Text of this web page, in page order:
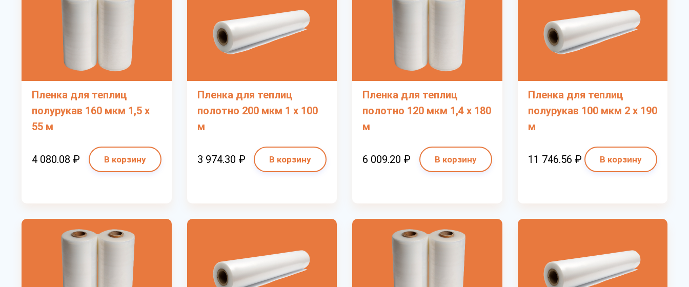
Пленка для теплиц
полурукав 160 мкм 1,5 х
55 м
4 080.08 ₽ В корзину
Пленка для теплиц
полотно 200 мкм 1 х 100
м
3 974.30 ₽ В корзину
Пленка для теплиц
полотно 120 мкм 1,4 х 180
м
6 009.20 ₽ В корзину
Пленка для теплиц
полурукав 100 мкм 2 х 190
м
11 746.56 ₽ В корзину